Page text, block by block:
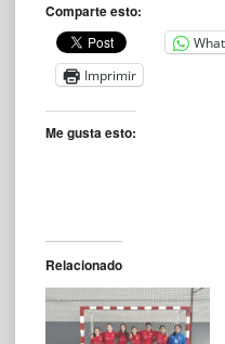
Comparte esto:
Imprimir
Me gusta esto:
Relacionado